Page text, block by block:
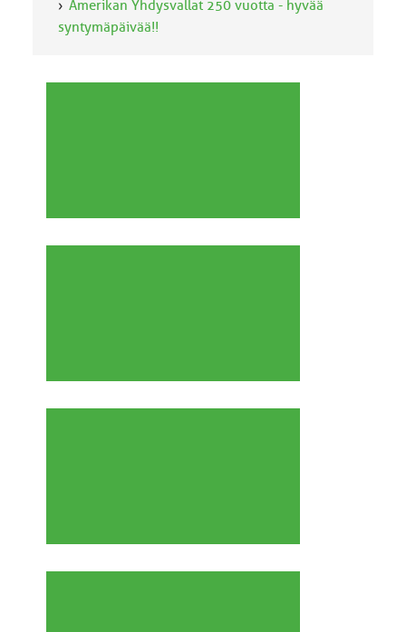
Amerikan Yhdysvallat 250 vuotta - hyvää
syntymäpäivää!!